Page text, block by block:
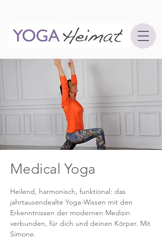
Medical Yoga
Heilend, harmonisch, funktional: das
jahrtausendealte Yoga-Wissen mit den
Erkenntnissen der modernen Medizin
verbunden, für dich und deinen Körper. Mit
Simone.